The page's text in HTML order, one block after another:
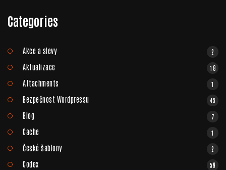
Categories
Akce a slevy 2
Aktualizace 18
Attachments 1
Bezpečnost Wordpressu 45
Blog 7
Cache 1
České šablony 2
Codex 59